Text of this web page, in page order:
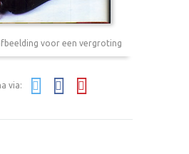
voor een vergroting
via: